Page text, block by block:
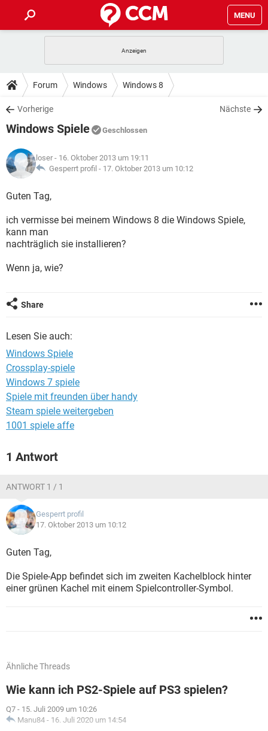
MENU
ANDROID IOS
WINDOWS 10
WHATSAPP TIKTOK
FACEBOOK
TIPPS & TRICKS
SPIELE STREAMING
WHATSAPP TIKTOK
FACEBOOK
DOWNLOADS
SPIELE STREAMING
ANDROID
WINDOWS 10 INSTAGRAM
WHATSAPP
SPIELE STREAMING
ANDROID
WINDOWS 10
WHATSAPP TIKTOK
FACEBOOK
LEXIKON
SPIELE
WINDOWS 10
WHATSAPP
FACEBOOK
Forum Windows Windows 8
Vorherige Nächste
Windows Spiele Geschlossen
loser - 16. Oktober 2013 um 19:11
Gesperrt profil - 17. Oktober 2013 um 10:12
Guten Tag,
ich vermisse bei meinem Windows 8 die Windows Spiele,
kann man
nachträglich sie installieren?
Wenn ja, wie?
Share
Lesen Sie auch:
Windows Spiele
Crossplay-spiele
Windows 7 spiele
Spiele mit freunden über handy
Steam spiele weitergeben
1001 spiele affe
1 Antwort
ANTWORT 1 / 1
Gesperrt profil
17. Oktober 2013 um 10:12
Guten Tag,
Die Spiele-App befindet sich im zweiten Kachelblock hinter
einer grünen Kachel mit einem Spielcontroller-Symbol.
Ähnliche Threads
Wie kann ich PS2-Spiele auf PS3 spielen?
Q7 - 15. Juli 2009 um 10:26
Manu84 - 16. Juli 2020 um 14:54